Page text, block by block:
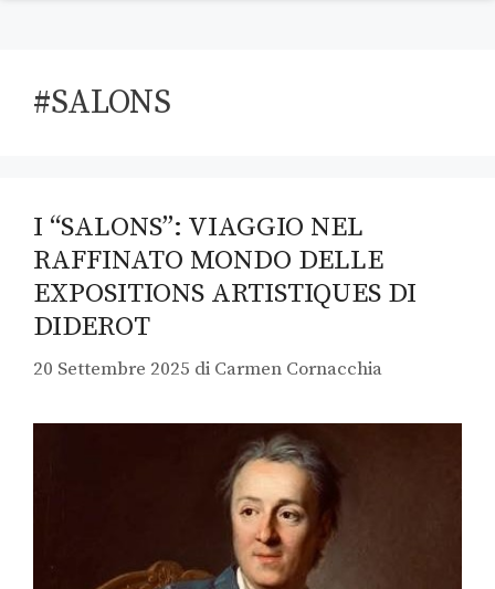
#SALONS
I “SALONS”: VIAGGIO NEL
RAFFINATO MONDO DELLE
EXPOSITIONS ARTISTIQUES DI
DIDEROT
20 Settembre 2025 di Carmen Cornacchia